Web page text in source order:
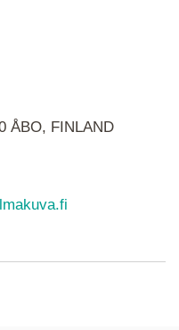
Utplacerade bilder
ÅBO, FINLAND